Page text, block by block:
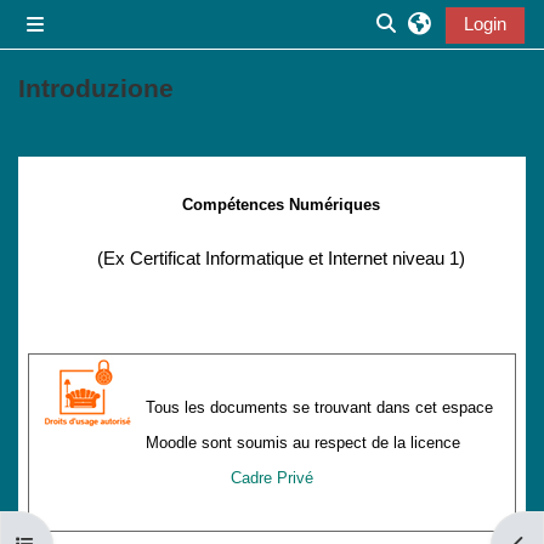
Attiva/disattiva
Login
Introduzione
Compétences Numériques
(Ex Certificat Informatique et Internet niveau 1)
Tous les documents se trouvant dans cet espace
Moodle sont soumis au respect de la licence
Cadre Privé